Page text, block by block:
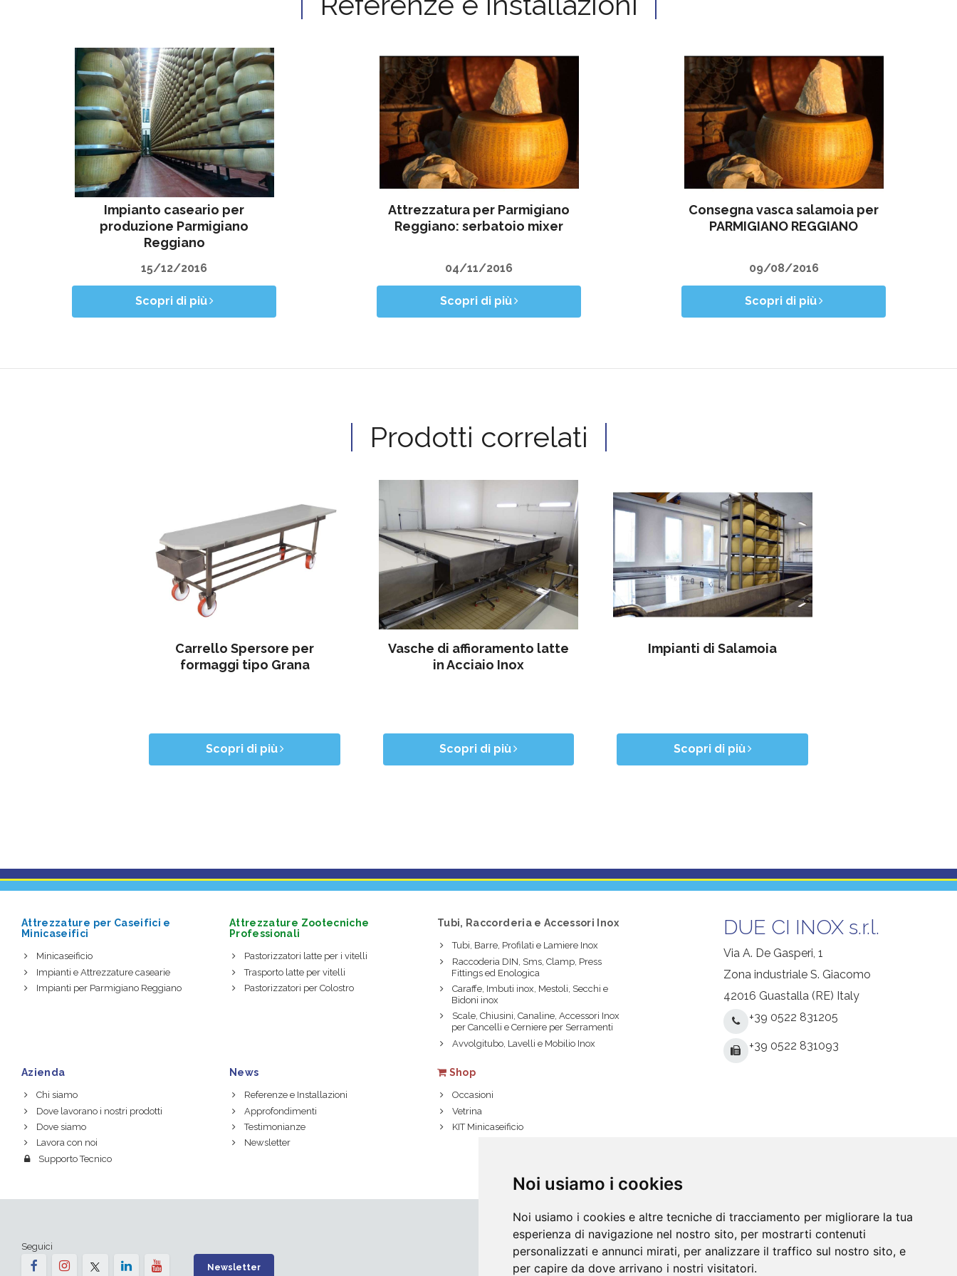
Noi usiamo i cookies
Noi usiamo i cookies e altre tecniche di tracciamento per migliorare la tua
esperienza di navigazione nel nostro sito, per mostrarti contenuti
personalizzati e annunci mirati, per analizzare il traffico sul nostro sito, e
per capire da dove arrivano i nostri visitatori.
Impianto caseario per
produzione Parmigiano
Reggiano
15/12/2016
Scopri di più
Attrezzatura per Parmigiano
Reggiano: serbatoio mixer
04/11/2016
Scopri di più
Consegna vasca salamoia per
PARMIGIANO REGGIANO
09/08/2016
Scopri di più
Prodotti correlati
Carrello Spersore per
formaggi tipo Grana
Scopri di più
Vasche di affioramento latte
in Acciaio Inox
Scopri di più
Impianti di Salamoia
Scopri di più
Attrezzature per Caseifici e
Minicaseifici
Minicaseificio
Impianti e Attrezzature casearie
Impianti per Parmigiano Reggiano
Attrezzature Zootecniche
Professionali
Pastorizzatori latte per i vitelli
Trasporto latte per vitelli
Pastorizzatori per Colostro
Tubi, Raccorderia e Accessori Inox
Tubi, Barre, Profilati e Lamiere Inox
Raccoderia DIN, Sms, Clamp, Press
Fittings ed Enologica
Caraffe, Imbuti inox, Mestoli, Secchi e
Bidoni inox
Scale, Chiusini, Canaline, Accessori Inox
per Cancelli e Cerniere per Serramenti
Avvolgitubo, Lavelli e Mobilio Inox
Azienda
Chi siamo
Dove lavorano i nostri prodotti
Dove siamo
Lavora con noi
Supporto Tecnico
News
Referenze e Installazioni
Approfondimenti
Testimonianze
Newsletter
Shop
Occasioni
Vetrina
KIT Minicaseificio
DUE CI INOX s.r.l.
Via A. De Gasperi, 1
Zona industriale S. Giacomo
42016 Guastalla (RE) Italy
+39 0522 831205
+39 0522 831093
Seguici
Newsletter
Home Contatti
© 2026 DUE CI INOX srl. Tutti i diritti riservati